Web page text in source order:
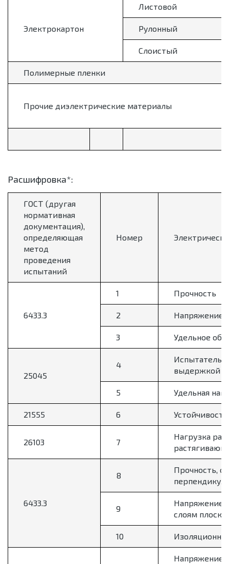
Электрокартон
Листовой
Рулонный
Слоистый
Полимерные пленки
Прочие диэлектрические материалы
Расшифровка*:
ГОСТ (другая
нормативная
документация),
определяющая
метод
проведения
испытаний
Номер
6433.3
1 Прочность
2 Напряжение
3 Удельное
25045
4
выдержкой
5 Удельная
21555 6
26103 7
Нагрузка
6433.3
8
Прочность,
9
Напряжение
слоям
10
Напряжение